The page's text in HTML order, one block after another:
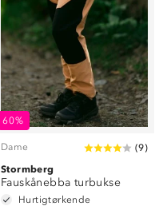
60%
Dame (9)
Stormberg
Fauskånebba turbukse
Hurtigtørkende